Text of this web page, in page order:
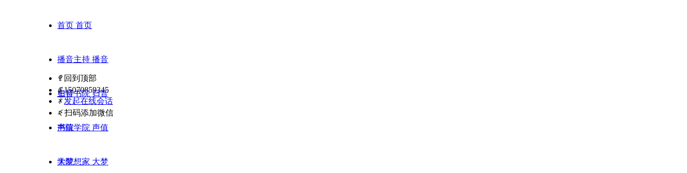
首页 首页
播音主持 播音
主持
归音书院 归音
书院
声值学院 声值
学院
大梦想家 大梦
ꁸ 回到顶部
ꂅ 15070859345
ꁗ 发起在线会话
ꀥ 扫码添加微信